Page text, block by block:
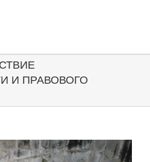
И ПРАВОВОГО